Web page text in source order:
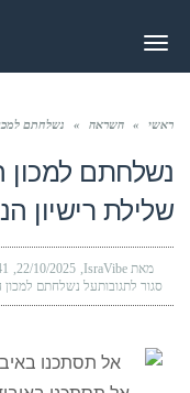
תפריט
ראשי » השראה » נשלחתם
נשלחתם למכון
שלילת רישיון
מאת IsraVibe 22/10/2025
סגור לתגובותעל נשלחתם למכון